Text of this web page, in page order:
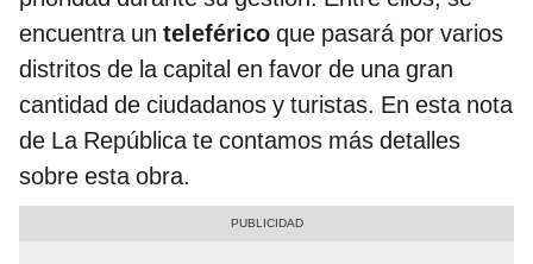
encuentra un teleférico que pasará por varios
distritos de la capital en favor de una gran
cantidad de ciudadanos y turistas. En esta nota
de La República te contamos más detalles
sobre esta obra.